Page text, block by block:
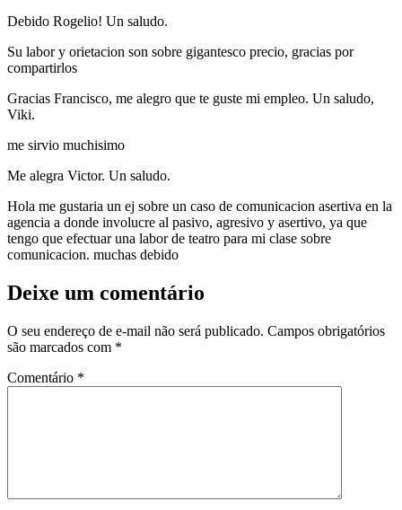
Debido Rogelio! Un saludo.
Su labor y orietacion son sobre gigantesco precio, gracias por
compartirlos
Gracias Francisco, me alegro que te guste mi empleo. Un saludo,
Viki.
me sirvio muchisimo
Me alegra Victor. Un saludo.
Hola me gustaria un ej sobre un caso de comunicacion asertiva en la
agencia a donde involucre al pasivo, agresivo y asertivo, ya que
tengo que efectuar una labor de teatro para mi clase sobre
comunicacion. muchas debido
Deixe um comentário
O seu endereço de e-mail não será publicado. Campos obrigatórios
são marcados com *
Comentário *